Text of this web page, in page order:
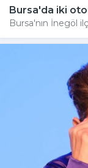
Bursa'da iki
Bursa'nın İnegöl